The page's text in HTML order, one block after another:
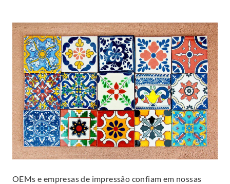
d
o
w
.
i
n
n
e
w
w
i
n
d
o
w
OEMs e empresas de impressão confiam em nossas